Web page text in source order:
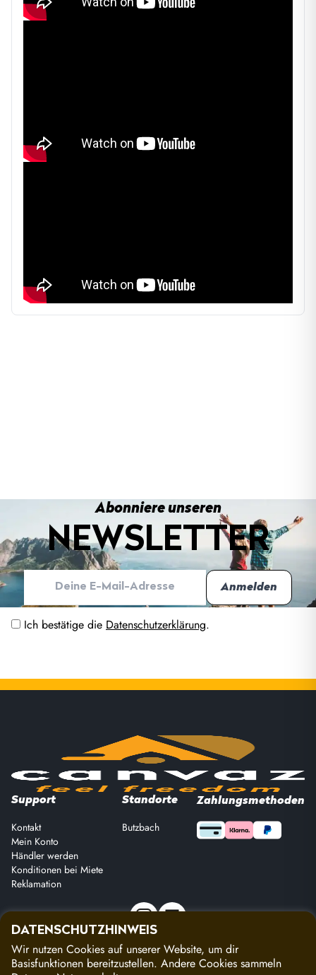
Abonniere unseren
NEWSLETTER
Ich bestätige die Datenschutzerklärung.
Support
Kontakt
Mein Konto
Händler werden
Konditionen bei Miete
Reklamation
Standorte
Butzbach
Zahlungsmethoden
Copyright 2026 Canvaz, all rights reserved
DATENSCHUTZHINWEIS
Wir nutzen Cookies auf unserer Website, um dir
Basisfunktionen bereitzustellen. Andere Cookies sammeln